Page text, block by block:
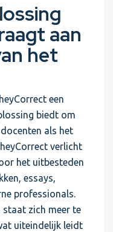
aan
het
een
biedt om
als het
verlicht
het uitbesteden
essays,
professionals.
staat zich meer te
uiteindelijk leidt